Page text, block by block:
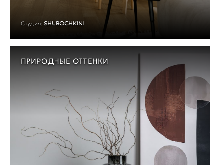
Студия: SHUBOCHKINI
ПРИРОДНЫЕ ОТТЕНКИ